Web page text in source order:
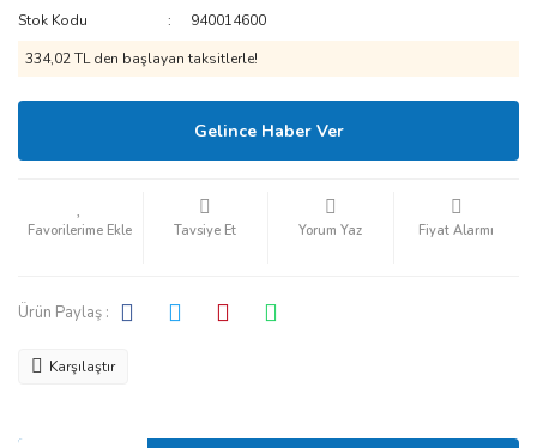
Stok Kodu
940014600
334,02 TL den başlayan taksitlerle!
Gelince Haber Ver
Tavsiye Et Yorum Yaz Fiyat Alarmı
Ürün Paylaş :
Karşılaştır